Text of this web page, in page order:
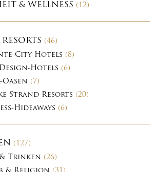
& WELLNESS (12)
(46)
City-Hotels (8)
Design-Hotels (6)
(7)
Strand-Resorts (20)
Hideaways (6)
(127)
& Trinken (26)